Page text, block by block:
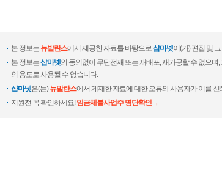
본 정보는 뉴발란스에서 제공한 자료를 바탕으로샵마넷이(가) 편집 및
본 정보는샵마넷의 동의없이 무단전재 또는 재배포, 재가공할 수 없으
의 용도로 사용될 수 없습니다.
샵마넷은(는)뉴발란스에서 게재한 자료에 대한 오류와 사용자가 이를
지원전 꼭 확인하세요!임금체불사업주 명단확인→